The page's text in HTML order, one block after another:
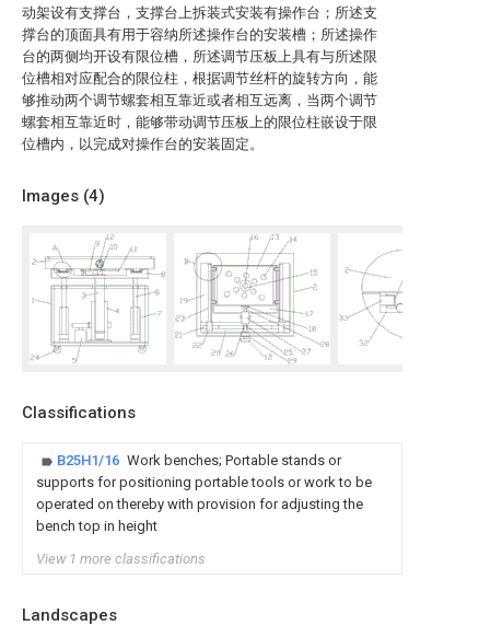
动架设有支撑台，支撑台上拆装式安装有操作台；所述支
撑台的顶面具有用于容纳所述操作台的安装槽；所述操作
台的两侧均开设有限位槽，所述调节压板上具有与所述限
位槽相对应配合的限位柱，根据调节丝杆的旋转方向，能
够推动两个调节螺套相互靠近或者相互远离，当两个调节
螺套相互靠近时，能够带动调节压板上的限位柱嵌设于限
位槽内，以完成对操作台的安装固定。
Images (4)
Classifications
B25H1/16 Work benches; Portable stands or
supports for positioning portable tools or work to be
operated on thereby with provision for adjusting the
bench top in height
View 1 more classifications
Landscapes